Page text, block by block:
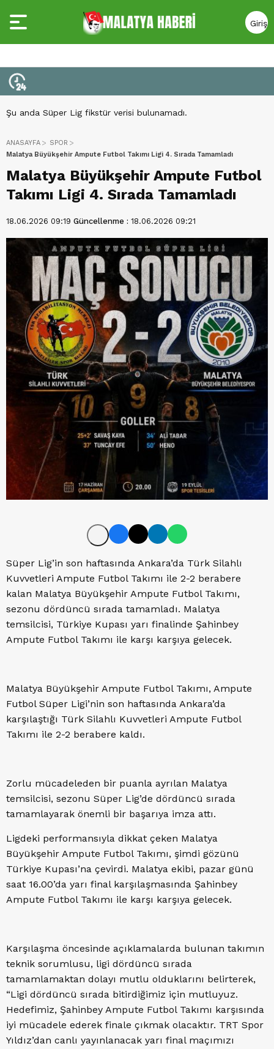
Giriş
Yap
Şu anda Süper Lig fikstür verisi bulunamadı.
ANASAYFA
SPOR
Malatya Büyükşehir Ampute Futbol Takımı Ligi 4. Sırada Tamamladı
Malatya Büyükşehir Ampute Futbol
Takımı Ligi 4. Sırada Tamamladı
18.06.2026 09:19 Güncellenme : 18.06.2026 09:21
Süper Lig’in son haftasında Ankara’da Türk Silahlı
Kuvvetleri Ampute Futbol Takımı ile 2-2 berabere
kalan Malatya Büyükşehir Ampute Futbol Takımı,
sezonu dördüncü sırada tamamladı. Malatya
temsilcisi, Türkiye Kupası yarı finalinde Şahinbey
Ampute Futbol Takımı ile karşı karşıya gelecek.
Malatya Büyükşehir Ampute Futbol Takımı, Ampute
Futbol Süper Ligi’nin son haftasında Ankara’da
karşılaştığı Türk Silahlı Kuvvetleri Ampute Futbol
Takımı ile 2-2 berabere kaldı.
Zorlu mücadeleden bir puanla ayrılan Malatya
temsilcisi, sezonu Süper Lig’de dördüncü sırada
tamamlayarak önemli bir başarıya imza attı.
Ligdeki performansıyla dikkat çeken Malatya
Büyükşehir Ampute Futbol Takımı, şimdi gözünü
Türkiye Kupası’na çevirdi. Malatya ekibi, pazar günü
saat 16.00’da yarı final karşılaşmasında Şahinbey
Ampute Futbol Takımı ile karşı karşıya gelecek.
Karşılaşma öncesinde açıklamalarda bulunan takımın
teknik sorumlusu, ligi dördüncü sırada
tamamlamaktan dolayı mutlu olduklarını belirterek,
“Ligi dördüncü sırada bitirdiğimiz için mutluyuz.
Hedefimiz, Şahinbey Ampute Futbol Takımı karşısında
iyi mücadele ederek finale çıkmak olacaktır. TRT Spor
Yıldız’dan canlı yayınlanacak yarı final maçımızı